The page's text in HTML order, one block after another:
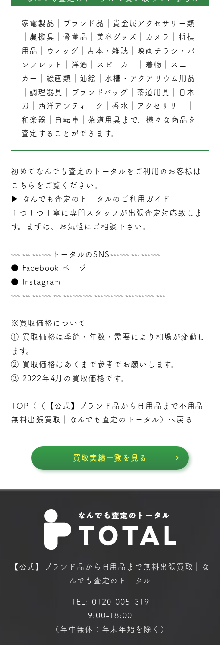
家電製品 ブランド品
貴金属アクセサリー類
農機具 骨董品 美容グッズ カメラ
将棋
用品
ウィッグ 古本 ・ 雑誌
映画チラシ・パ
ンフレット
洋酒 スピーカー 着物
スニー
カー
絵画類 油絵
水槽・アクアリウム用品
調理器具 ブランドバッグ ｜茶道用具｜
日本
刀
西洋アンティーク 香水 アクセサリー
和楽器
自転車 茶道用具 まで、様々な商品を
査定することができます。
初めてなんでも査定のトータルをご利用のお客様は
こちらをご覧ください。
▶︎
なんでも査定のトータルのご利用ガイド
１つ１つ丁寧に専門スタッフが出張査定対応致しま
す。まずは、お気軽にご相談下さい。
𓇠𓇠𓇠𓇠トータルのSNS𓇠𓇠𓇠𓇠𓇠
● Facebook ページ
●
Instagram
𓇠𓇠𓇠𓇠𓇠𓇠𓇠𓇠𓇠𓇠𓇠𓇠𓇠𓇠𓇠
※買取価格について
① 買取価格は季節・年数・需要により相場が変動し
ます。
② 買取価格はあくまで参考でお願いします。
③ 2022年4月の買取価格です。
TOP（（
【公式】ブランド品から日用品まで不用品
無料出張買取｜なんでも査定のトータル ）へ戻る
買取実績一覧を見る
【公式】ブランド品から日用品まで無料出張買取｜な
んでも査定のトータル
TEL: 0120-005-319
9:00-18:00
（年中無休：年末年始を除く）